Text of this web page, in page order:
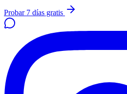
Probar 7 días gratis